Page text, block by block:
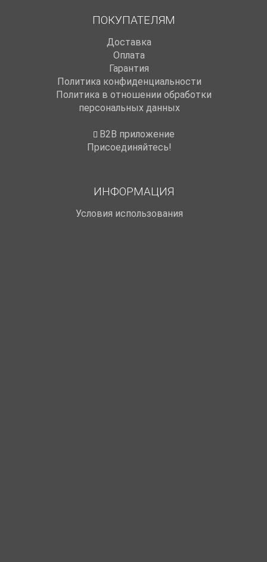
ПОКУПАТЕЛЯМ
Доставка
Оплата
Гарантия
Политика конфиденциальности
Политика в отношении обработки
персональных данных
B2B приложение
Присоединяйтесь!
ИНФОРМАЦИЯ
Условия использования